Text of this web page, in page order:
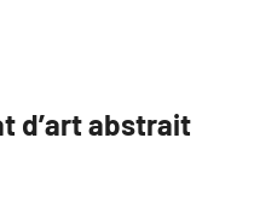
d’art abstrait